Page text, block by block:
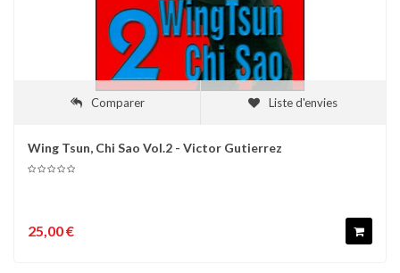
Comparer Liste d'envies
Wing Tsun, Chi Sao Vol.2 - Victor Gutierrez
25,00 €